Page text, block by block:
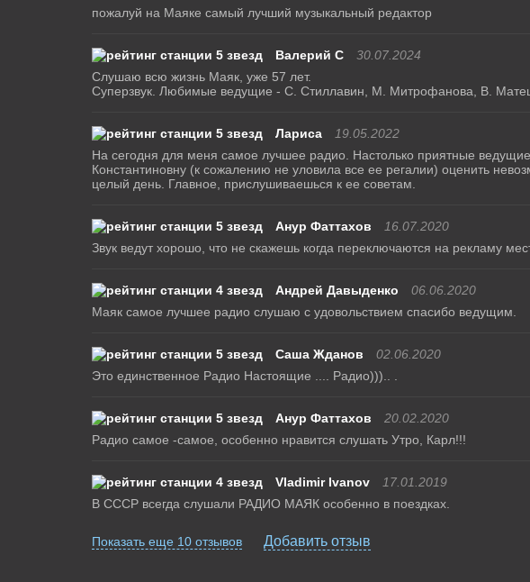
пожалуй на Маяке самый лучший музыкальный редактор
Валерий С
30.07.2024
Слушаю всю жизнь Маяк, уже 57 лет.
Суперзвук. Любимые ведущие - С. Стиллавин, М. Митрофанова, В.
Лариса
19.05.2022
На сегодня для меня самое лучшее радио. Настолько приятные
Константиновну (к сожалению не уловила все ее регалии) оценить
целый день. Главное, прислушиваешься к ее советам.
Анур Фаттахов
16.07.2020
Звук ведут хорошо, что не скажешь когда переключаются на рекламу
Андрей Давыденко
06.06.2020
Маяк самое лучшее радио слушаю с удовольствием спасибо ведущим.
Саша Жданов
02.06.2020
Это единственное Радио Настоящие .... Радио))).. .
Анур Фаттахов
20.02.2020
Радио самое -самое, особенно нравится слушать Утро, Карл!!!
Vladimir Ivanov
17.01.2019
В СССР всегда слушали РАДИО МАЯК особенно в поездках.
Показать еще 10 отзывов Добавить отзыв